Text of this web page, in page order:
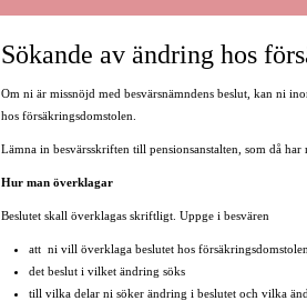
Sökande av ändring hos
Om ni är missnöjd med besvärsnämndens beslut, kan ni
hos försäkringsdomstolen.
Lämna in besvärsskriften till pensionsanstalten, som då
Hur man överklagar
Beslutet skall överklagas skriftligt. Uppge i besvären
att ni vill överklaga beslutet hos försäkringsdomstolen
det beslut i vilket ändring söks
till vilka delar ni söker ändring i beslutet och vilka